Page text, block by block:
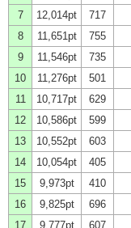
7
12,014pt 717
8
11,651pt 755
9
11,546pt 735
10
11,276pt 501
11
10,717pt 629
12
10,586pt 599
13
10,552pt 603
14
10,054pt 405
15
9,973pt 410
16
9,825pt 696
17
9,777pt 607